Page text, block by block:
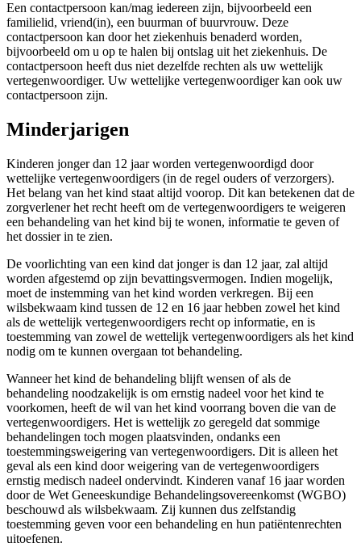
Een contactpersoon kan/mag iedereen zijn, bijvoorbeeld een
familielid, vriend(in), een buurman of buurvrouw. Deze
contactpersoon kan door het ziekenhuis benaderd worden,
bijvoorbeeld om u op te halen bij ontslag uit het ziekenhuis. De
contactpersoon heeft dus niet dezelfde rechten als uw wettelijk
vertegenwoordiger. Uw wettelijke vertegenwoordiger kan ook uw
contactpersoon zijn.
Minderjarigen
Kinderen jonger dan 12 jaar worden vertegenwoordigd door
wettelijke vertegenwoordigers (in de regel ouders of verzorgers).
Het belang van het kind staat altijd voorop. Dit kan betekenen dat de
zorgverlener het recht heeft om de vertegenwoordigers te weigeren
een behandeling van het kind bij te wonen, informatie te geven of
het dossier in te zien.
De voorlichting van een kind dat jonger is dan 12 jaar, zal altijd
worden afgestemd op zijn bevattingsvermogen. Indien mogelijk,
moet de instemming van het kind worden verkregen. Bij een
wilsbekwaam kind tussen de 12 en 16 jaar hebben zowel het kind
als de wettelijk vertegenwoordigers recht op informatie, en is
toestemming van zowel de wettelijk vertegenwoordigers als het kind
nodig om te kunnen overgaan tot behandeling.
Wanneer het kind de behandeling blijft wensen of als de
behandeling noodzakelijk is om ernstig nadeel voor het kind te
voorkomen, heeft de wil van het kind voorrang boven die van de
vertegenwoordigers. Het is wettelijk zo geregeld dat sommige
behandelingen toch mogen plaatsvinden, ondanks een
toestemmingsweigering van vertegenwoordigers. Dit is alleen het
geval als een kind door weigering van de vertegenwoordigers
ernstig medisch nadeel ondervindt. Kinderen vanaf 16 jaar worden
door de Wet Geneeskundige Behandelingsovereenkomst (WGBO)
beschouwd als wilsbekwaam. Zij kunnen dus zelfstandig
toestemming geven voor een behandeling en hun patiëntenrechten
uitoefenen.